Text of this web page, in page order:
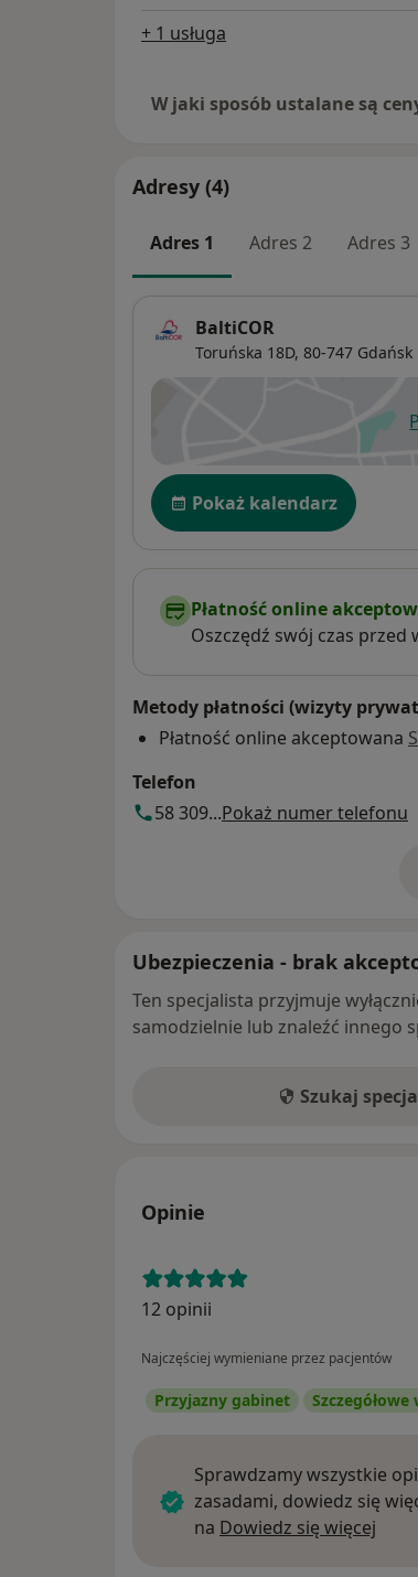
+ 1 usługa
W jaki sposób ustalane są
Adresy (4)
Adres 1 Adres 2 Adres 3
BaltiCOR
Toruńska 18D, 80-747 Gdańsk
Dostępność
Pokaż kalendarz
Płatność online
Oszczędź swój czas przed
Metody płatności (wizyty
Płatność online akceptowana
Telefon
58 309...Pokaż numer telefonu
Ubezpieczenia - brak
Ten specjalista przyjmuje
samodzielnie lub znaleźć innego
Szukaj
Opinie
12 opinii
Najczęściej wymieniane przez pacjentów
Przyjazny gabinet
Sprawdzamy wszystkie
zasadami, dowiedz się
na Dowiedz się więcej